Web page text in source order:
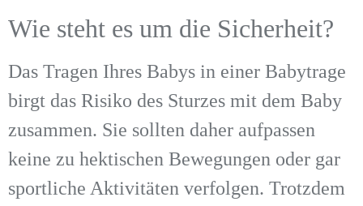
Wie steht es um die Sicherheit?
Das Tragen Ihres Babys in einer Babytrage
birgt das Risiko des Sturzes mit dem Baby
zusammen. Sie sollten daher aufpassen
keine zu hektischen Bewegungen oder gar
sportliche Aktivitäten verfolgen. Trotzdem